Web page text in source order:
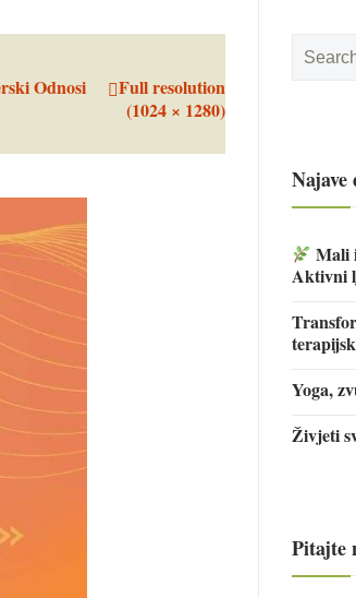
Odnosi
Full resolution
(1024 × 1280)
for:
Najave
Mali
Aktivni
Yoga,
Živjeti
Pitajte